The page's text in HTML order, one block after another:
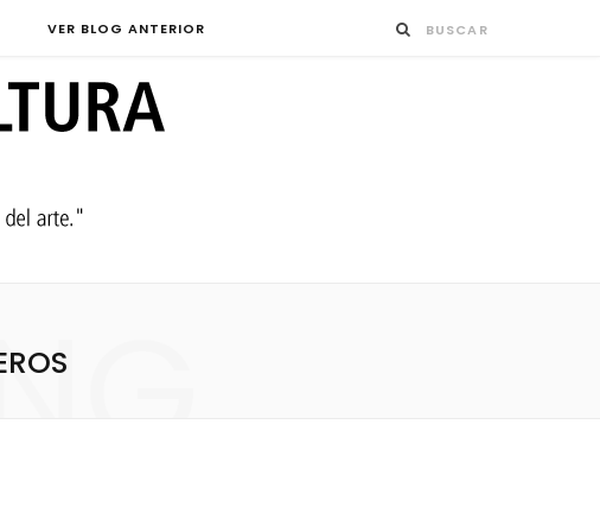
VER BLOG ANTERIOR